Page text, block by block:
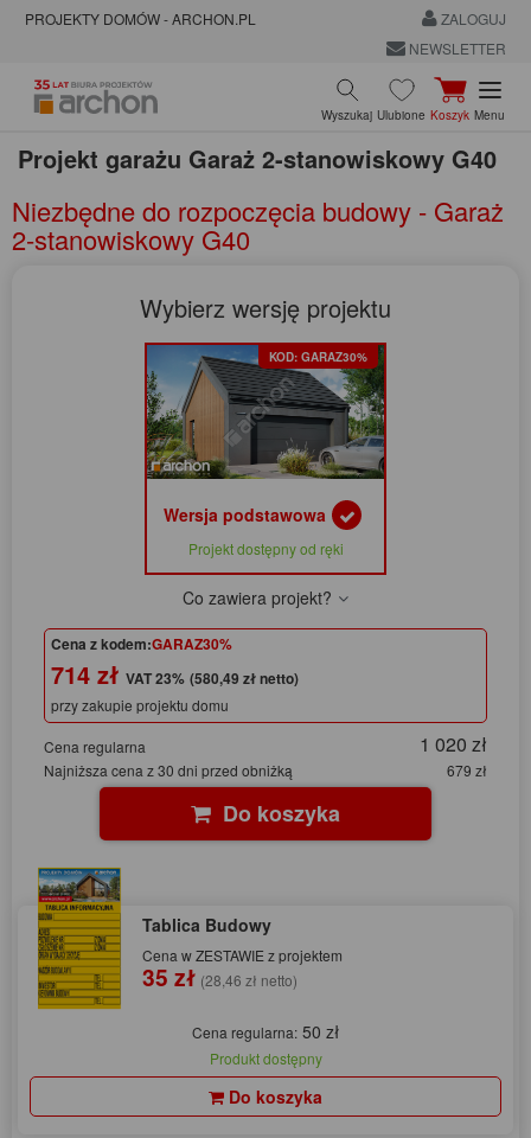
PROJEKTY DOMÓW - ARCHON.PL
ZALOGUJ
NEWSLETTER
Wyszukaj Ulubione Koszyk Menu
Projekt garażu Garaż 2-stanowiskowy G40
Niezbędne do rozpoczęcia budowy - Garaż
2-stanowiskowy G40
Wybierz wersję projektu
KOD: GARAZ30%
Wersja podstawowa
Projekt dostępny od ręki
Co zawiera projekt?
Cena z kodem:GARAZ30%
714 zł (580,49 zł netto)
przy zakupie projektu domu
Cena regularna 1 020 zł
Najniższa cena z 30 dni przed obniżką 679 zł
Do koszyka
Tablica Budowy
Cena w ZESTAWIE z projektem
35 zł (28,46 zł netto)
Cena regularna: 50 zł
Produkt dostępny
Do koszyka